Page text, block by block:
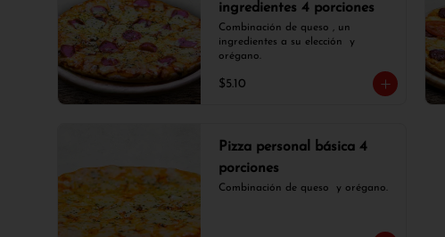
ingredientes 4 porciones
Combinación de queso , un
ingredientes a su elección  y
orégano.
$5.10
Pizza personal básica 4
porciones
Combinación de queso  y orégano.